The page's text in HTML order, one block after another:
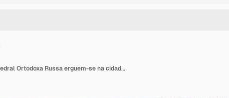
Cúpulas em forma de cebola da Catedral Ortodoxa Russa erguem-se na cidade de Karlovy Vary, República Tcheca.